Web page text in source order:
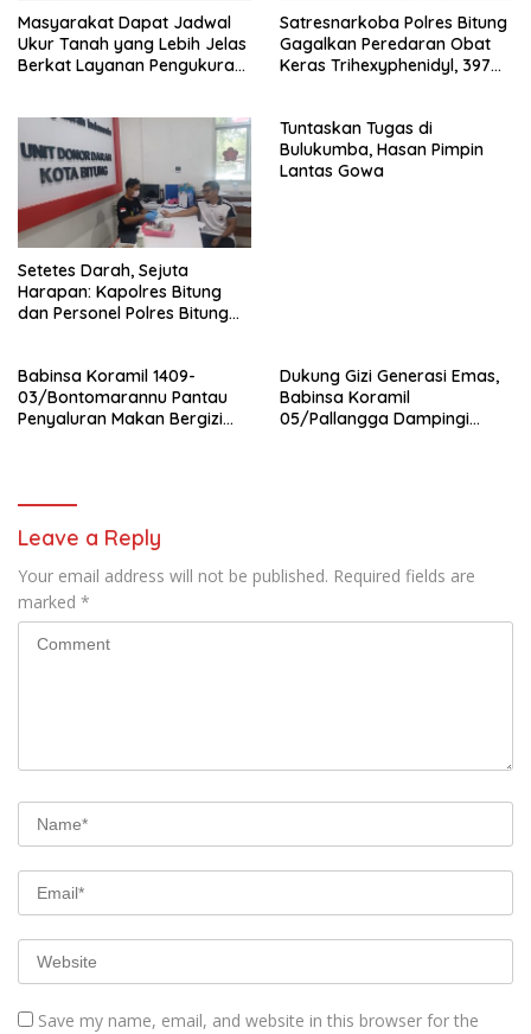
Masyarakat Dapat Jadwal
Ukur Tanah yang Lebih Jelas
Berkat Layanan Pengukuran
Satresnarkoba Polres Bitung
Gagalkan Peredaran Obat
Keras Trihexyphenidyl, 397
Setetes Darah, Sejuta
Harapan: Kapolres Bitung
dan Personel Polres Bitung
Tuntaskan Tugas di
Bulukumba, Hasan Pimpin
Lantas Gowa
Babinsa Koramil 1409-
03/Bontomarannu Pantau
Penyaluran Makan Bergizi
Dukung Gizi Generasi Emas,
Babinsa Koramil
05/Pallangga Dampingi
Leave a Reply
Your email address will not be published. Required fields are
marked *
Save my name, email, and website in this browser for the